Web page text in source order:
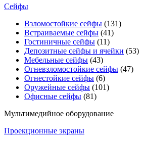
Сейфы
Взломостойкие сейфы (131)
Встраиваемые сейфы (41)
Гостиничные сейфы (11)
Депозитные сейфы и ячейки (53)
Мебельные сейфы (43)
Огневзломостойкие сейфы (47)
Огнестойкие сейфы (6)
Оружейные сейфы (101)
Офисные сейфы (81)
Мультимедийное оборудование
Проекционные экраны